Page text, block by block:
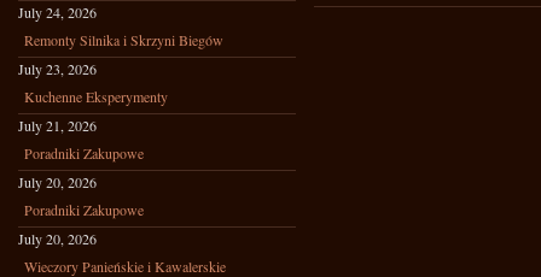
July 24, 2026
Remonty Silnika i Skrzyni Biegów
July 23, 2026
Kuchenne Eksperymenty
July 21, 2026
Poradniki Zakupowe
July 20, 2026
Poradniki Zakupowe
July 20, 2026
Wieczory Panieńskie i Kawalerskie